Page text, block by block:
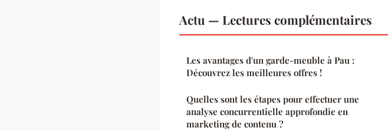
Actu — Lectures complémentaires
Les avantages d'un garde-meuble à Pau :
Découvrez les meilleures offres !
Quelles sont les étapes pour effectuer une
analyse concurrentielle approfondie en
marketing de contenu ?